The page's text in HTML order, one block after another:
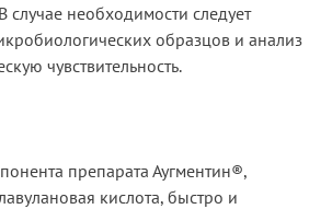
случае необходимости следует
образцов и анализ
чувствительность.
препарата Аугментин®,
кислота, быстро и